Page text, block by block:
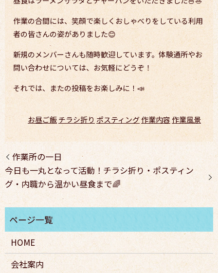
作業の合間には、笑顔で楽しくおしゃべりをしている利用
者の皆さんの姿がありました😊
新規のメンバーさんも随時歓迎しています。体験通所やお
問い合わせについては、お気軽にどうぞ！
それでは、またの投稿をお楽しみに！📣
お昼ご飯チラシ折り ポスティング作業内容作業風景
作業所の一日
今日も一丸となって活動！チラシ折り・ポスティン
グ・内職から温かい昼食まで🌈
HOME
会社案内